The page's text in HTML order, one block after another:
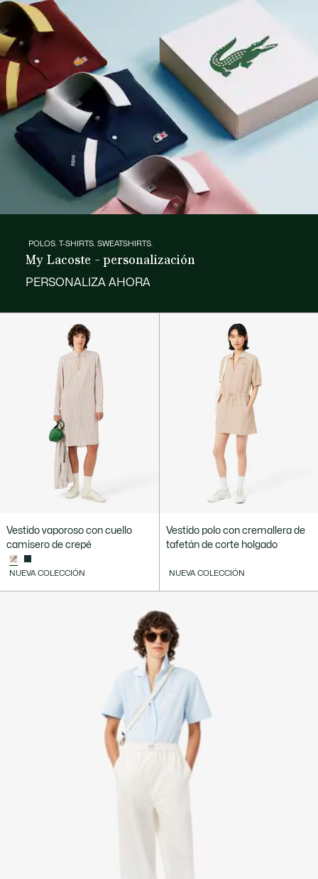
POLOS. T-SHIRTS. SWEATSHIRTS.
My Lacoste - personalización
PERSONALIZA AHORA
Vestido vaporoso con cuello
camisero de crepé
NUEVA COLECCIÓN
Vestido polo con cremallera de
tafetán de corte holgado
NUEVA COLECCIÓN